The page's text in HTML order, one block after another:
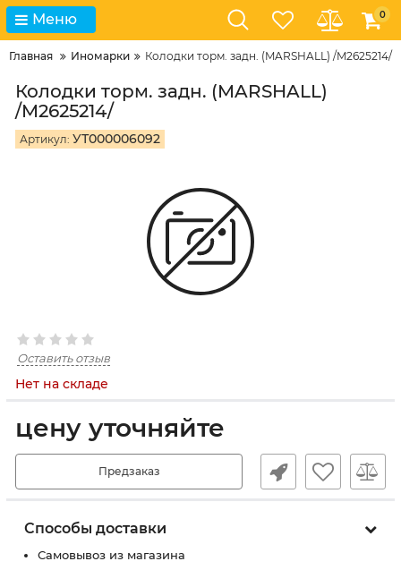
Меню 0
Главная Иномарки Колодки торм. задн. (MARSHALL) /M2625214/
Колодки торм. задн. (MARSHALL)
/M2625214/
Артикул: УТ000006092
Оставить отзыв
Нет на складе
цену уточняйте
Предзаказ
Способы доставки
Самовывоз из магазина